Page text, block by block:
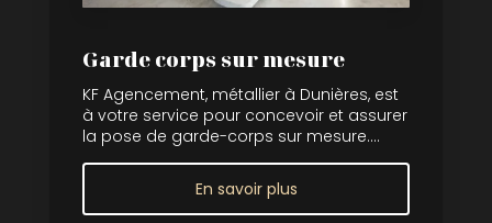
Garde corps sur mesure
KF Agencement, métallier à Dunières, est
à votre service pour concevoir et assurer
la pose de garde-corps sur mesure....
En savoir plus